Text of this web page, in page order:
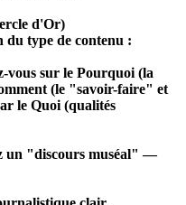
d'Or)
type de contenu :
sur le Pourquoi (la
(le "savoir-faire" et
le Quoi (qualités
un "discours muséal" —